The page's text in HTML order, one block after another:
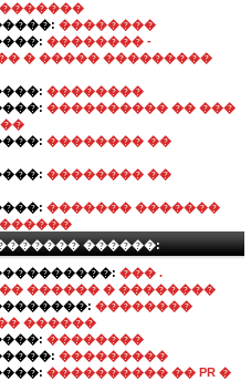
��������
�������� -
� ����� ���������
��������
���������� �� ���
�������� ��
�������� ��
������� �������
������:
��� .
������ � ��������
��������
������
��������
���������
���������� �� PR �